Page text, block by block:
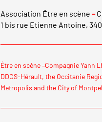
Association Être en scène –
1 bis rue Etienne Antoine,
Être en scène –Compagnie Yann
DDCS-Hérault, the Occitanie
Metropolis and the City of